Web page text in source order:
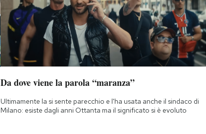
Da dove viene la parola “maranza”
Ultimamente la si sente parecchio e l'ha usata anche il sindaco di
Milano: esiste dagli anni Ottanta ma il significato si è evoluto